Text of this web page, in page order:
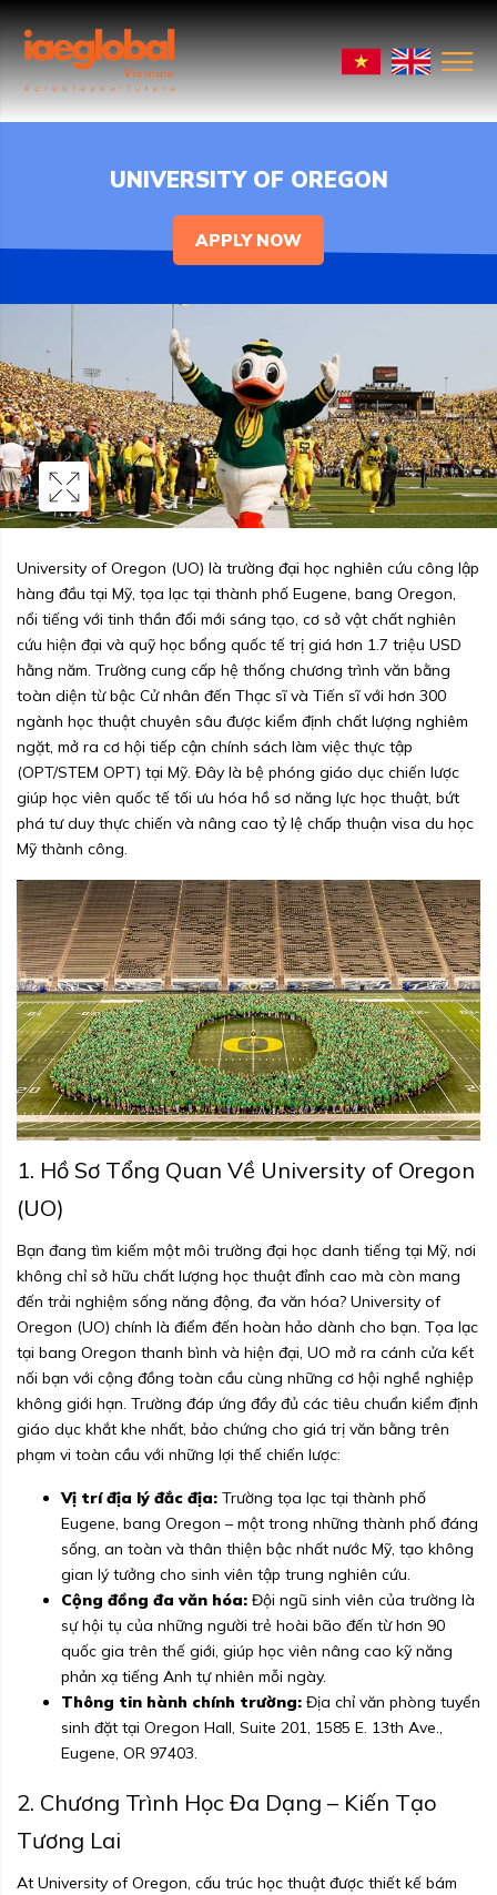
UNIVERSITY OF OREGON
APPLY NOW
University of Oregon (UO) là trường đại học nghiên cứu công lập
hàng đầu tại Mỹ, tọa lạc tại thành phố Eugene, bang Oregon,
nổi tiếng với tinh thần đổi mới sáng tạo, cơ sở vật chất nghiên
cứu hiện đại và quỹ học bổng quốc tế trị giá hơn 1.7 triệu USD
hằng năm. Trường cung cấp hệ thống chương trình văn bằng
toàn diện từ bậc Cử nhân đến Thạc sĩ và Tiến sĩ với hơn 300
ngành học thuật chuyên sâu được kiểm định chất lượng nghiêm
ngặt, mở ra cơ hội tiếp cận chính sách làm việc thực tập
(OPT/STEM OPT) tại Mỹ. Đây là bệ phóng giáo dục chiến lược
giúp học viên quốc tế tối ưu hóa hồ sơ năng lực học thuật, bứt
phá tư duy thực chiến và nâng cao tỷ lệ chấp thuận visa du học
Mỹ thành công.
1. Hồ Sơ Tổng Quan Về University of Oregon
(UO)
Bạn đang tìm kiếm một môi trường đại học danh tiếng tại Mỹ, nơi
không chỉ sở hữu chất lượng học thuật đỉnh cao mà còn mang
đến trải nghiệm sống năng động, đa văn hóa? University of
Oregon (UO) chính là điểm đến hoàn hảo dành cho bạn. Tọa lạc
tại bang Oregon thanh bình và hiện đại, UO mở ra cánh cửa kết
nối bạn với cộng đồng toàn cầu cùng những cơ hội nghề nghiệp
không giới hạn. Trường đáp ứng đầy đủ các tiêu chuẩn kiểm định
giáo dục khắt khe nhất, bảo chứng cho giá trị văn bằng trên
phạm vi toàn cầu với những lợi thế chiến lược:
Vị trí địa lý đắc địa: Trường tọa lạc tại thành phố
Eugene, bang Oregon – một trong những thành phố đáng
sống, an toàn và thân thiện bậc nhất nước Mỹ, tạo không
gian lý tưởng cho sinh viên tập trung nghiên cứu.
Cộng đồng đa văn hóa: Đội ngũ sinh viên của trường là
sự hội tụ của những người trẻ hoài bão đến từ hơn 90
quốc gia trên thế giới, giúp học viên nâng cao kỹ năng
phản xạ tiếng Anh tự nhiên mỗi ngày.
Thông tin hành chính trường: Địa chỉ văn phòng tuyển
sinh đặt tại Oregon Hall, Suite 201, 1585 E. 13th Ave.,
Eugene, OR 97403.
2. Chương Trình Học Đa Dạng – Kiến Tạo
Tương Lai
At University of Oregon, cấu trúc học thuật được thiết kế bám